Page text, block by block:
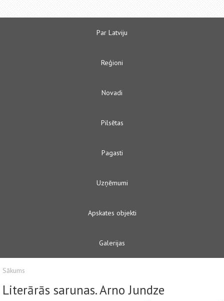
Par Latviju
Reģioni
Novadi
Pilsētas
Pagasti
Uzņēmumi
Apskates objekti
Galerijas
Sākums
Literārās sarunas. Arno Jundze